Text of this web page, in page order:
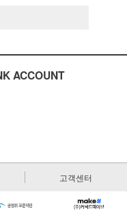
ACCOUNT
고객센터